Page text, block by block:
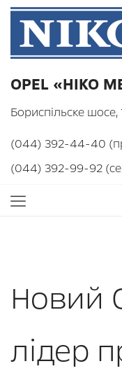
OPEL «НІКО
Бориспільске
(044) 392-44-40
(044) 392-99-92
Новий
лідер